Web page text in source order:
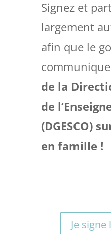
Signez et
largement
afin que le
de la
de
(DGESCO)
en famille !
Je